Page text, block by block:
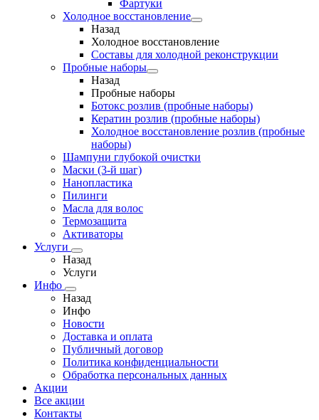
Фартуки
Холодное восстановление
Назад
Холодное восстановление
Составы для холодной реконструкции
Пробные наборы
Назад
Пробные наборы
Ботокс розлив (пробные наборы)
Кератин розлив (пробные наборы)
Холодное восстановление розлив (пробные
наборы)
Шампуни глубокой очистки
Маски (3-й шаг)
Нанопластика
Пилинги
Масла для волос
Термозащита
Активаторы
Услуги
Назад
Услуги
Инфо
Назад
Инфо
Новости
Доставка и оплата
Публичный договор
Политика конфиденциальности
Обработка персональных данных
Акции
Все акции
Контакты